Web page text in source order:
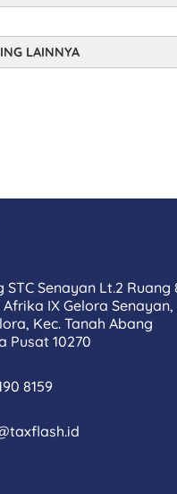
LAINNYA
STC Senayan Lt.2 Ruang
Afrika IX Gelora Senayan,
Kec. Tanah Abang
Pusat 10270
8159